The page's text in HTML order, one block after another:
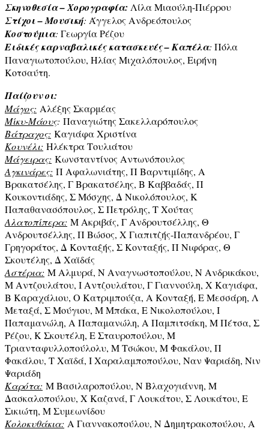
Σκηνοθεσία – Χορογραφία: Λίλα Μιαούλη-Πιέρρου
Στίχοι – Μουσική: Άγγελος Ανδρεόπουλος
Κοστούμια: Γεωργία Ρέζου
Ειδικές καρναβαλικές κατασκευές – Καπέλα: Πόλα
Παναγιωτοπούλου, Ηλίας Μιχαλόπουλος, Ειρήνη
Κοτσαύτη.
Παίζουν οι:
Μάγος: Αλέξης Σκαρμέας
Μίκυ-Μάους: Παναγιώτης Σακελλαρόπουλος
Βάτραχος: Καγιάφα Χριστίνα
Κουνέλι: Ηλέκτρα Τουλιάτου
Μάγειρας: Κωνσταντίνος Αντωνόπουλος
Αγκινάρες: Π Αφαλωνιάτης, Π Βαρντιμίδης, Α
Βρακατσέλης, Γ Βρακατσέλης, Β Καββαδάς, Π
Κουκοντιάδης, Σ Μόσχης, Δ Νικολόπουλος, Κ
Παπαθανασόπουλος, Σ Πετρόλης, Τ Χούτας
Αλατοπίπερα: Μ Ακριβάς, Γ Ανδρουτσέλλης, Θ
Ανδρουτσέλλης, Π Βώσος, Χ Γιαπιτζής-Παπανδρέου, Γ
Γρηγοράτος, Δ Κονταξής, Σ Κονταξής, Π Νιφόρας, Θ
Σκουτέλης, Δ Χαϊδάς
Αστέρια: Μ Αλμυρά, Ν Αναγνωστοπούλου, Ν Ανδρικάκου,
Μ Αντζουλάτου, Ι Αντζουλάτου, Γ Γιαννούλη, Χ Καγιάφα,
Β Καραχάλιου, Ο Κατριμπούζα, Α Κονταξή, Ε Μεσσάρη, Λ
Μεταξά, Σ Μούγιου, Μ Μπάκα, Ε Νικολοπούλου, Ι
Παπαμανώλη, Α Παπαμανώλη, Α Παμπιτσάκη, Μ Πέτσα, Σ
Ρέζου, Κ Σκουτέλη, Ε Σταυροπούλου, Μ
Τριανταφυλλοπούλολυ, Μ Τσώκου, Μ Φακάλου, Π
Φακάλου, Τ Χαϊδά, Ι Χαραλαμποπούλου, Ναν Ψαριάδη, Νιν
Ψαριάδη
Καρότα: Μ Βασιλαροπούλου, Ν Βλαχογιάννη, Μ
Δασκαλοπούλου, Χ Καζανά, Γ Λουκάτου, Σ Λουκάτου, Ε
Σικιώτη, Μ Συμεωνίδου
Κολοκυθάκια: Α Γιαννακοπούλου, Ν Δημητρακοπούλου, Α